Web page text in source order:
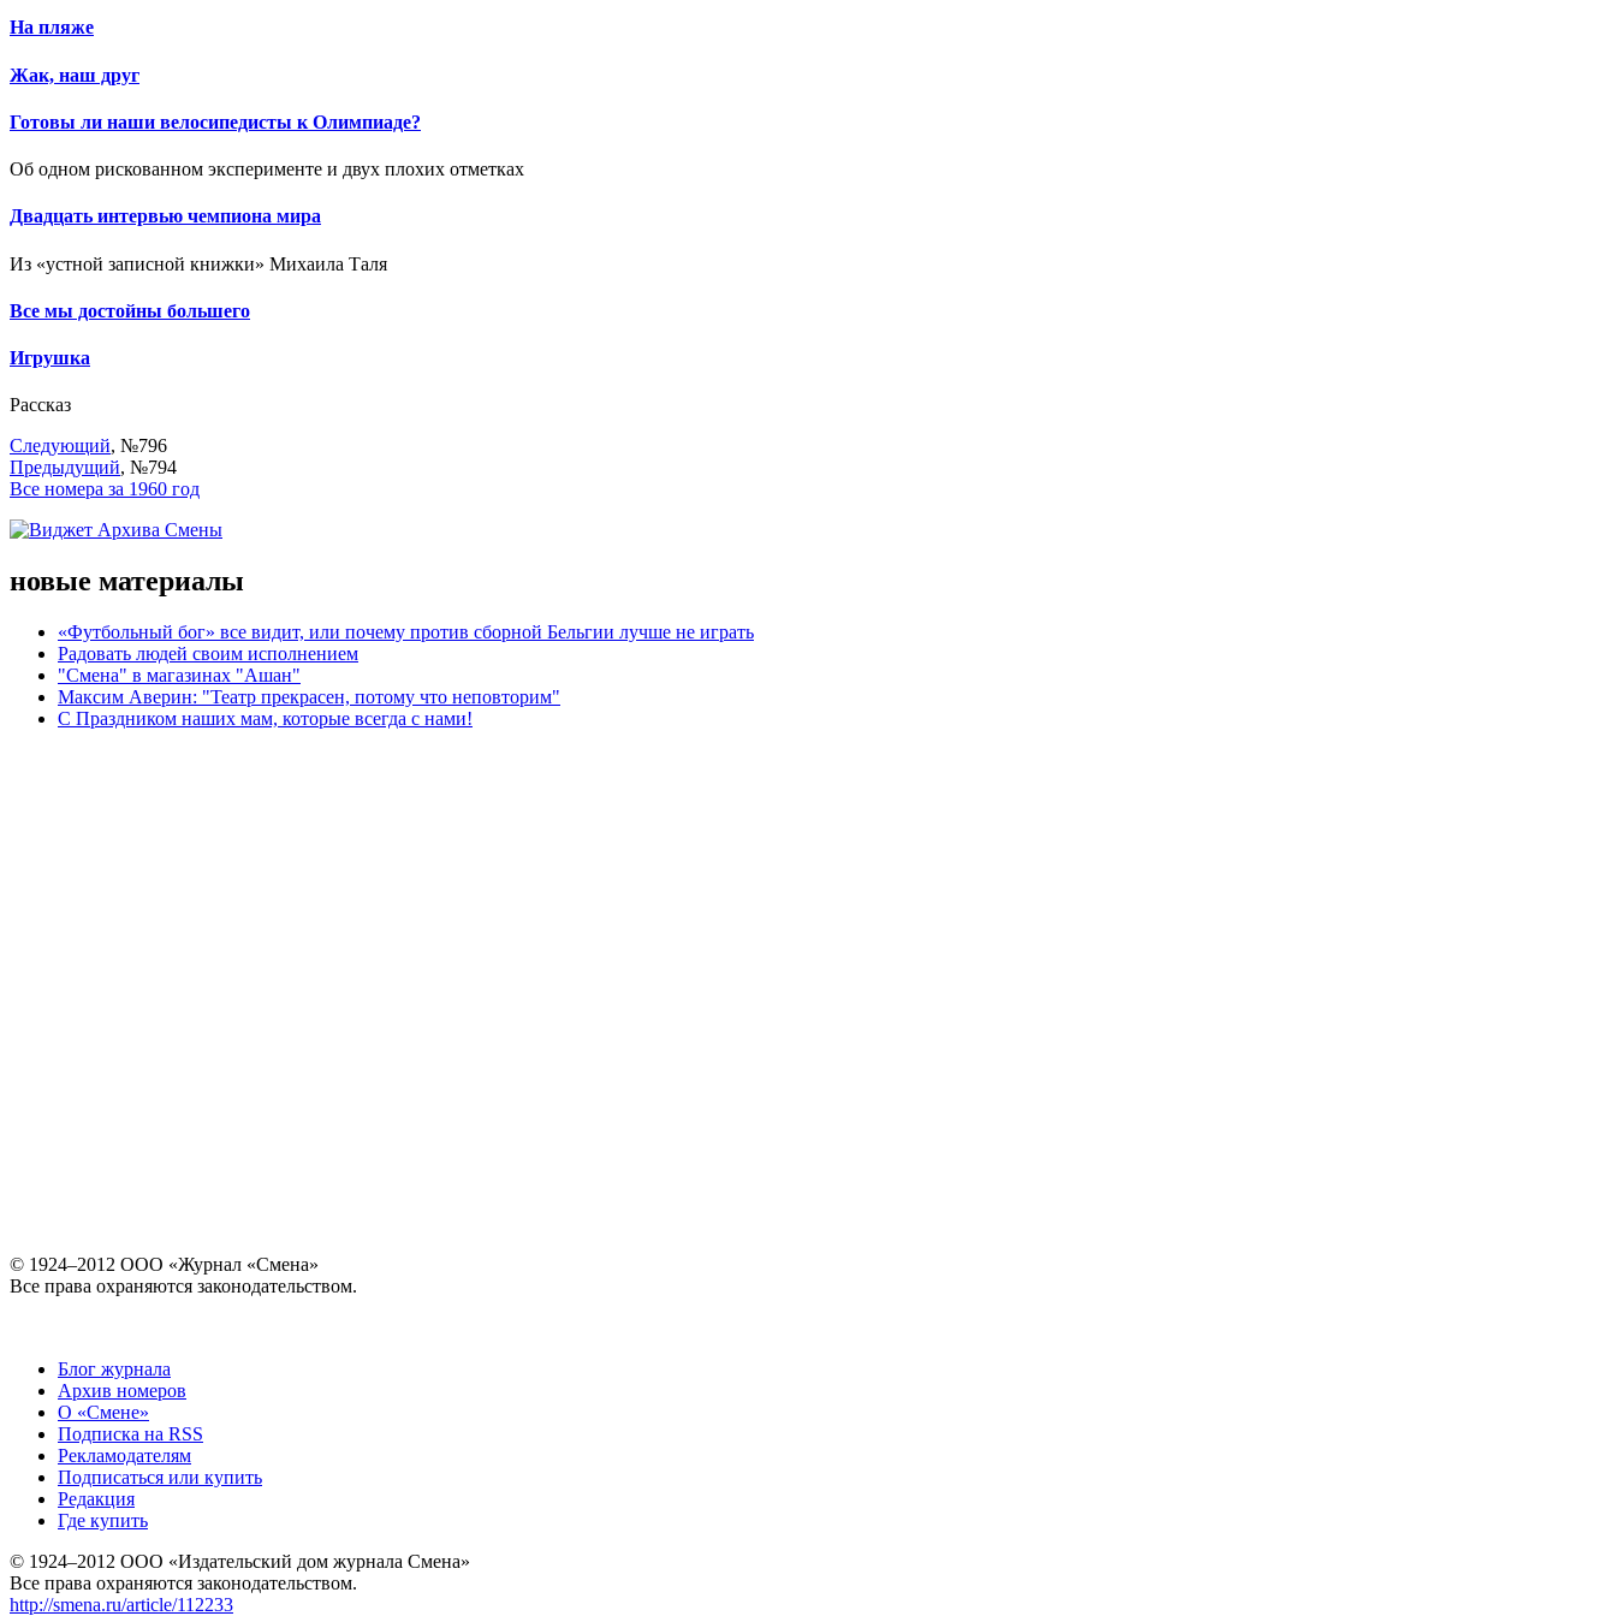
На пляже
Жак, наш друг
Готовы ли наши велосипедисты к Олимпиаде?
Об одном рискованном эксперименте и двух плохих отметках
Двадцать интервью чемпиона мира
Из «устной записной книжки» Михаила Таля
Все мы достойны большего
Игрушка
Рассказ
Следующий, №796
Предыдущий, №794
Все номера за 1960 год
новые материалы
«Футбольный бог» все видит, или почему против сборной Бельгии лучше не играть
Радовать людей своим исполнением
"Смена" в магазинах "Ашан"
Максим Аверин: "Театр прекрасен, потому что неповторим"
С Праздником наших мам, которые всегда с нами!
© 1924–2012 ООО «Журнал «Смена»
Все права охраняются законодательством.
Блог журнала
Архив номеров
О «Смене»
Подписка на RSS
Рекламодателям
Подписаться или купить
Редакция
Где купить
© 1924–2012 ООО «Издательский дом журнала Смена»
Все права охраняются законодательством.
http://smena.ru/article/112233